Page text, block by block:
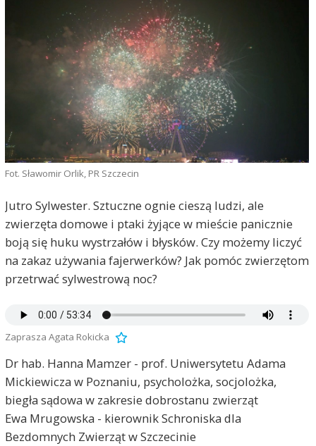
Fot. Sławomir Orlik, PR Szczecin
Jutro Sylwester. Sztuczne ognie cieszą ludzi, ale
zwierzęta domowe i ptaki żyjące w mieście panicznie
boją się huku wystrzałów i błysków. Czy możemy liczyć
na zakaz używania fajerwerków? Jak pomóc zwierzętom
przetrwać sylwestrową noc?
Zaprasza Agata Rokicka
Dr hab. Hanna Mamzer - prof. Uniwersytetu Adama
Mickiewicza w Poznaniu, psycholożka, socjolożka,
biegła sądowa w zakresie dobrostanu zwierząt
Ewa Mrugowska - kierownik Schroniska dla
Bezdomnych Zwierząt w Szczecinie